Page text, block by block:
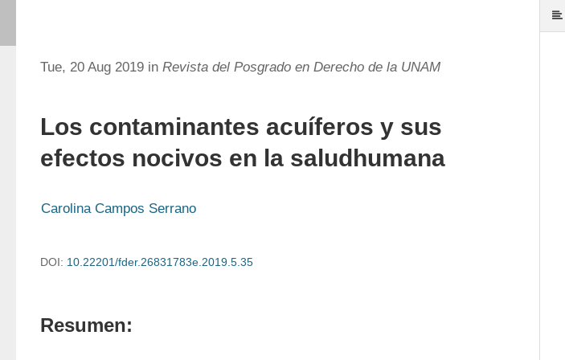
Tue, 20 Aug 2019 in Revista del Posgrado en Derecho de la UNAM
Los contaminantes acuíferos y sus
efectos nocivos en la saludhumana
Carolina Campos Serrano
DOI: 10.22201/fder.26831783e.2019.5.35
Resumen: